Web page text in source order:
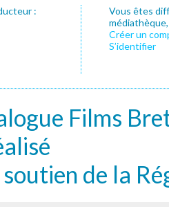
:
Vous êtes
Créer un
S’identifier
Films
de la